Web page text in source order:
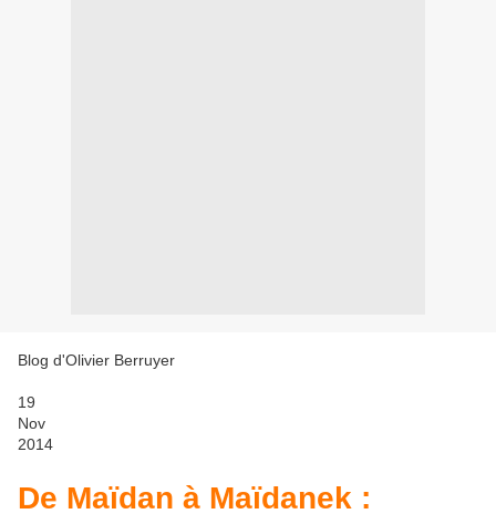
Blog d'Olivier Berruyer
19
Nov
2014
De Maïdan à Maïdanek :